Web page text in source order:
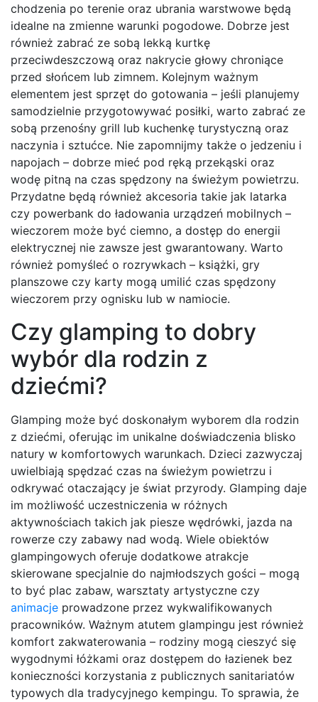
chodzenia po terenie oraz ubrania warstwowe będą
idealne na zmienne warunki pogodowe. Dobrze jest
również zabrać ze sobą lekką kurtkę
przeciwdeszczową oraz nakrycie głowy chroniące
przed słońcem lub zimnem. Kolejnym ważnym
elementem jest sprzęt do gotowania – jeśli planujemy
samodzielnie przygotowywać posiłki, warto zabrać ze
sobą przenośny grill lub kuchenkę turystyczną oraz
naczynia i sztućce. Nie zapomnijmy także o jedzeniu i
napojach – dobrze mieć pod ręką przekąski oraz
wodę pitną na czas spędzony na świeżym powietrzu.
Przydatne będą również akcesoria takie jak latarka
czy powerbank do ładowania urządzeń mobilnych –
wieczorem może być ciemno, a dostęp do energii
elektrycznej nie zawsze jest gwarantowany. Warto
również pomyśleć o rozrywkach – książki, gry
planszowe czy karty mogą umilić czas spędzony
wieczorem przy ognisku lub w namiocie.
Czy glamping to dobry
wybór dla rodzin z
dziećmi?
Glamping może być doskonałym wyborem dla rodzin
z dziećmi, oferując im unikalne doświadczenia blisko
natury w komfortowych warunkach. Dzieci zazwyczaj
uwielbiają spędzać czas na świeżym powietrzu i
odkrywać otaczający je świat przyrody. Glamping daje
im możliwość uczestniczenia w różnych
aktywnościach takich jak piesze wędrówki, jazda na
rowerze czy zabawy nad wodą. Wiele obiektów
glampingowych oferuje dodatkowe atrakcje
skierowane specjalnie do najmłodszych gości – mogą
to być plac zabaw, warsztaty artystyczne czy
animacje prowadzone przez wykwalifikowanych
pracowników. Ważnym atutem glampingu jest również
komfort zakwaterowania – rodziny mogą cieszyć się
wygodnymi łóżkami oraz dostępem do łazienek bez
konieczności korzystania z publicznych sanitariatów
typowych dla tradycyjnego kempingu. To sprawia, że